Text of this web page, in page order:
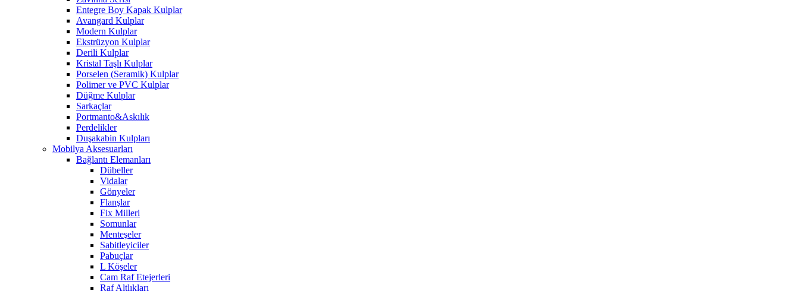
Entegre Boy Kapak Kulplar
Avangard Kulplar
Modern Kulplar
Ekstrüzyon Kulplar
Derili Kulplar
Kristal Taşlı Kulplar
Porselen (Seramik) Kulplar
Polimer ve PVC Kulplar
Düğme Kulplar
Sarkaçlar
Portmanto&Askılık
Perdelikler
Duşakabin Kulpları
Mobilya Aksesuarları
Bağlantı Elemanları
Dübeller
Vidalar
Gönyeler
Flanşlar
Fix Milleri
Somunlar
Menteşeler
Sabitleyiciler
Pabuçlar
L Köşeler
Cam Raf Etejerleri
Raf Altlıkları